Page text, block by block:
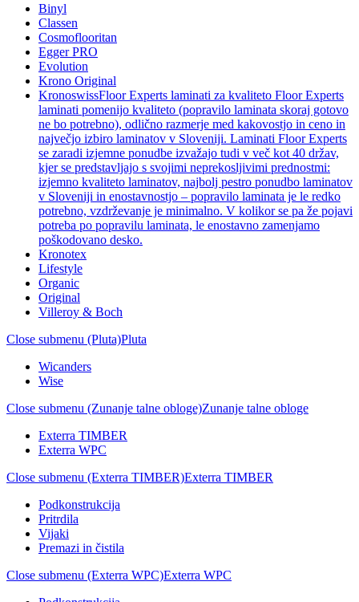
Binyl
Classen
Cosmoflooritan
Egger PRO
Evolution
Krono Original
KronoswissFloor Experts laminati za kvaliteto Floor Experts
laminati pomenijo kvaliteto (popravilo laminata skoraj gotovo
ne bo potrebno), odlično razmerje med kakovostjo in ceno in
največjo izbiro laminatov v Sloveniji. Laminati Floor Experts
se zaradi izjemne ponudbe izvažajo tudi v več kot 40 držav,
kjer se predstavljajo s svojimi neprekosljivimi prednostmi:
izjemno kvaliteto laminatov, najbolj pestro ponudbo laminatov
v Sloveniji in enostavnostjo – popravilo laminata je le redko
potrebno, vzdrževanje je minimalno. V kolikor se pa že pojavi
potreba po popravilu laminata, le enostavno zamenjamo
poškodovano desko.
Kronotex
Lifestyle
Organic
Original
Villeroy & Boch
Close submenu (Pluta)Pluta
Wicanders
Wise
Close submenu (Zunanje talne obloge)Zunanje talne obloge
Exterra TIMBER
Exterra WPC
Close submenu (Exterra TIMBER)Exterra TIMBER
Podkonstrukcija
Pritrdila
Vijaki
Premazi in čistila
Close submenu (Exterra WPC)Exterra WPC